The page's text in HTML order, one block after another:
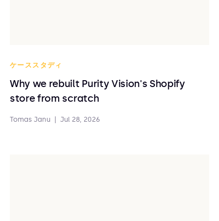
ケーススタディ
Why we rebuilt Purity Vision's Shopify
store from scratch
Tomas Janu Jul 28, 2026